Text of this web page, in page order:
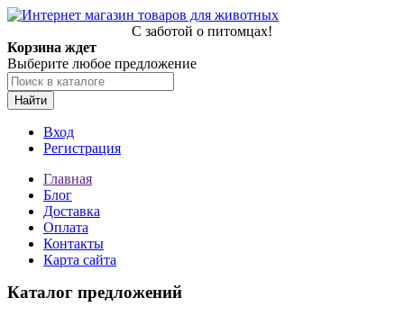
С заботой о питомцах!
Корзина ждет
Выберите любое предложение
Найти
Вход
Регистрация
Главная
Блог
Доставка
Оплата
Контакты
Карта сайта
Каталог предложений